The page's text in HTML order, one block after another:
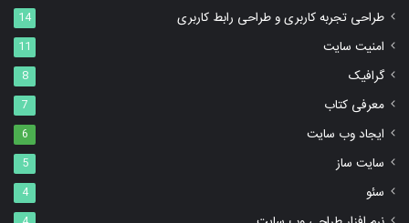
طراحی تجربه کاربری و طراحی رابط کاربری 14
امنیت سایت 11
گرافیک 8
معرفی کتاب 7
ایجاد وب سایت 6
سایت ساز 5
سئو 4